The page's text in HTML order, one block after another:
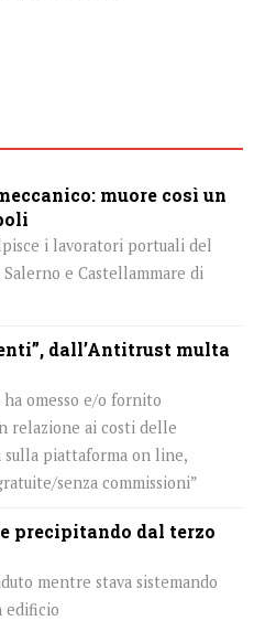
muore così un
i lavoratori portuali del
e Castellammare di
dall’Antitrust multa
omesso e/o fornito
relazione ai costi delle
piattaforma on line,
senza commissioni”
precipitando dal terzo
mentre stava sistemando
edificio